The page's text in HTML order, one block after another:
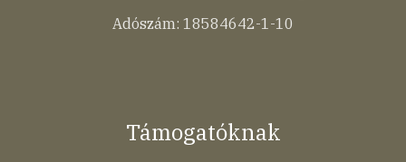
Adószám: 18584642-1-10
Támogatóknak